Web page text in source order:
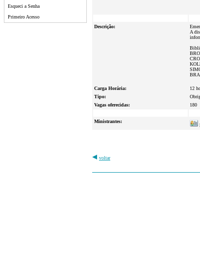
Esqueci a Senha
Primeiro Acesso
Descrição:
A
Carga Horária:
12
Tipo:
Vagas oferecidas:
180
Ministrantes:
voltar